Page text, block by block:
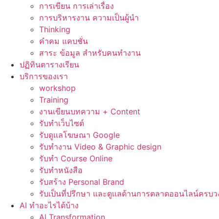
การเขียน การเล่าเรื่อง
การบริหารงาน ความเป็นผู้นำ
Thinking
คำคม แคบชั่น
สาระ ข้อมูล สำหรับคนทำงาน
ปฏิทินตารางเรียน
บริการของเรา
workshop
Training
งานเขียนบทความ + Content
รับทำเว็บไซต์
รับดูแลโฆษณา Google
รับทำงาน Video & Graphic design
รับทำ Course Online
รับทำหนังสือ
รับสร้าง Personal Brand
รับเป็นที่ปรึกษา และดูแลด้านการตลาดออนไลน์ครบว
AI ทำอะไรได้บ้าง
AI Transformation